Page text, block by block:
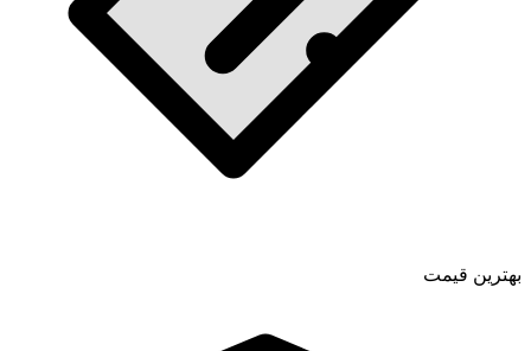
بهترین قیمت